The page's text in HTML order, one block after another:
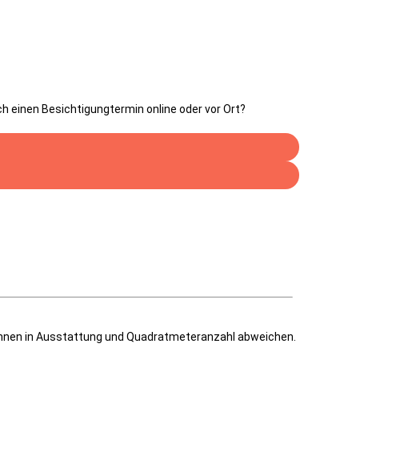
einen Besichtigungtermin online oder vor Ort?
in Ausstattung und Quadratmeteranzahl abweichen.